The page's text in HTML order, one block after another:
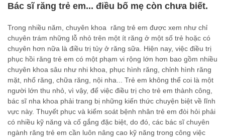
Bác sĩ răng trẻ em... điều bố mẹ còn chưa biết.
Trong nhiều năm, chuyên khoa răng trẻ em được xem như chỉ
chuyên trám những lỗ nhỏ trên một ít răng ở một số trẻ hoặc có
chuyên hơn nữa là điều trị tủy ở răng sữa. Hiện nay, việc điều trị
phục hồi răng trẻ em có một phạm vi rộng lớn hơn bao gồm nhiều
chuyên khoa sâu như nhi khoa, phục hình răng, chỉnh hình răng
mặt, nhổ răng, chữa răng, nội nha... Trẻ em không thể coi là một
người lớn thu nhỏ, vì vậy, để việc điều trị cho trẻ em thành công,
bác sĩ nha khoa phải trang bị những kiến thức chuyện biệt về lĩnh
vực này. Thuyết phục và kiểm soát bệnh nhân trẻ em đòi hỏi phải
có nhiều kỹ năng và cố gắng đặc biệt, do đó, các bác sĩ chuyên
ngành răng trẻ em cần luôn nâng cao kỹ năng trong công việc